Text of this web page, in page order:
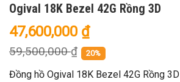
Ogival 18K Bezel 42G Rồng 3D
47,600,000 ₫
59,500,000₫ 20%
Đồng hồ Ogival 18K Bezel 42G Rồng 3D